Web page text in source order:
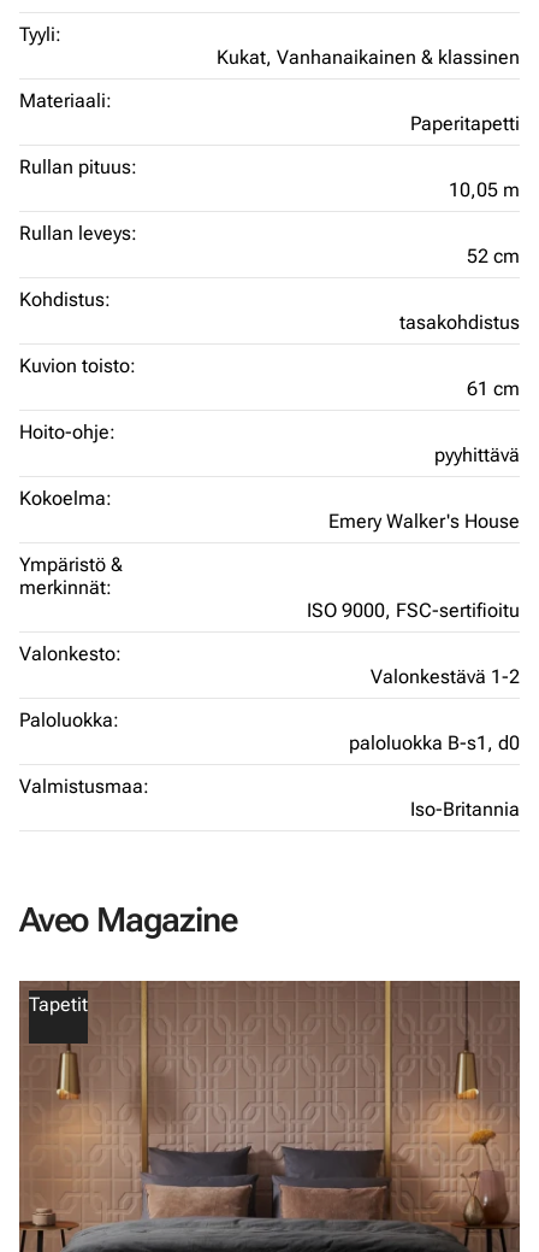
Tyyli:
Kukat, Vanhanaikainen & klassinen
Materiaali:
Paperitapetti
Rullan pituus:
10,05 m
Rullan leveys:
52 cm
Kohdistus:
tasakohdistus
Kuvion toisto:
61 cm
Hoito-ohje:
pyyhittävä
Kokoelma:
Emery Walker's House
Ympäristö &
merkinnät:
ISO 9000, FSC-sertifioitu
Valonkesto:
Valonkestävä 1-2
Paloluokka:
paloluokka B-s1, d0
Valmistusmaa:
Iso-Britannia
Aveo Magazine
Tapetit